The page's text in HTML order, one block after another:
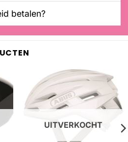
betalen?
UITVERKOCHT